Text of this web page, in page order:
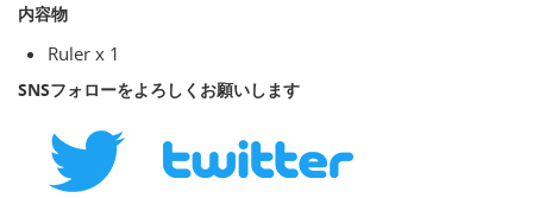
内容物
Ruler x 1
SNSフォローをよろしくお願いします